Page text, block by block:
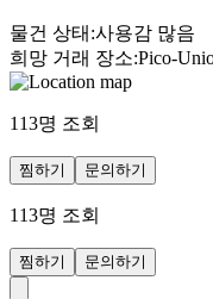
물건 상태 :사용감 많음
희망 거래 장소:Pico-
113명 조회
찜하기 문의하기
113명 조회
찜하기 문의하기